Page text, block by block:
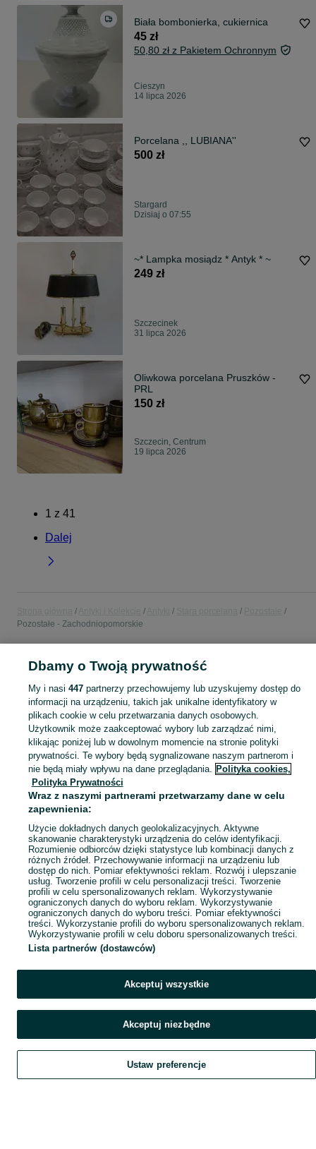
Biała bombonierka, cukiernica
45 zł
50,80 zł z Pakietem Ochronnym
Cieszyn
14 lipca 2026
Porcelana ,, LUBIANA''
500 zł
Stargard
Dzisiaj o 07:55
~* Lampka mosiądz * Antyk * ~
249 zł
Szczecinek
31 lipca 2026
Oliwkowa porcelana Pruszków -
PRL
150 zł
Szczecin, Centrum
19 lipca 2026
1 z 41
Dalej
Pozostałe - Zachodniopomorskie
POLSKA » ZACHODNIOPOMORSKIE
KATEGORIA
Skorzystaj z największego serwisu ogłoszeniowego - Zachodniopomorskie i okolice! - kupuj lub sprzedawaj jeszcze wygodniej w kategorii Pozostałe! Zobacz
Mapa kategorii
Mapa miejscowości
Mapa ministron
Szukaj Obserwujesz Dodaj Czat Konto
Dbamy o Twoją prywatność
My i nasi 447partnerzy przechowujemy lub uzyskujemy dostęp do
informacji na urządzeniu, takich jak unikalne identyfikatory w
plikach cookie w celu przetwarzania danych osobowych.
Użytkownik może zaakceptować wybory lub zarządzać nimi,
klikając poniżej lub w dowolnym momencie na stronie polityki
prywatności. Te wybory będą sygnalizowane naszym partnerom i
nie będą miały wpływu na dane przeglądania. Polityka cookies,
Polityka Prywatności
Wraz z naszymi partnerami przetwarzamy dane w celu
zapewnienia:
Użycie dokładnych danych geolokalizacyjnych. Aktywne
skanowanie charakterystyki urządzenia do celów identyfikacji.
Rozumienie odbiorców dzięki statystyce lub kombinacji danych z
różnych źródeł. Przechowywanie informacji na urządzeniu lub
dostęp do nich. Pomiar efektywności reklam. Rozwój i ulepszanie
usług. Tworzenie profili w celu personalizacji treści. Tworzenie
profili w celu spersonalizowanych reklam. Wykorzystywanie
ograniczonych danych do wyboru reklam. Wykorzystywanie
ograniczonych danych do wyboru treści. Pomiar efektywności
treści. Wykorzystanie profili do wyboru spersonalizowanych reklam.
Wykorzystywanie profili w celu doboru spersonalizowanych treści.
Lista partnerów (dostawców)
Akceptuj wszystkie
Akceptuj niezbędne
Ustaw preferencje